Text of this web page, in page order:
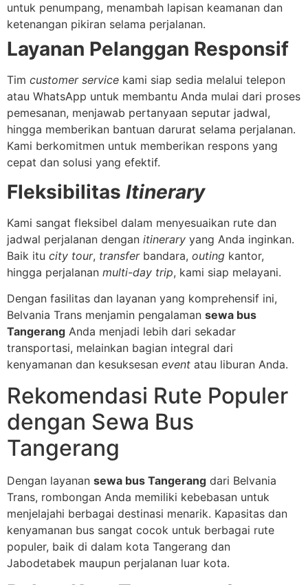
untuk penumpang, menambah lapisan keamanan dan
ketenangan pikiran selama perjalanan.
Layanan Pelanggan Responsif
Tim customer service kami siap sedia melalui telepon
atau WhatsApp untuk membantu Anda mulai dari proses
pemesanan, menjawab pertanyaan seputar jadwal,
hingga memberikan bantuan darurat selama perjalanan.
Kami berkomitmen untuk memberikan respons yang
cepat dan solusi yang efektif.
Fleksibilitas Itinerary
Kami sangat fleksibel dalam menyesuaikan rute dan
jadwal perjalanan dengan itinerary yang Anda inginkan.
Baik itu city tour, transferbandara, outing kantor,
hingga perjalanan multi-day trip, kami siap melayani.
Dengan fasilitas dan layanan yang komprehensif ini,
Belvania Trans menjamin pengalaman sewa bus
Tangerang Anda menjadi lebih dari sekadar
transportasi, melainkan bagian integral dari
kenyamanan dan kesuksesan event atau liburan Anda.
Rekomendasi Rute Populer
dengan Sewa Bus
Tangerang
Dengan layanan sewa bus Tangerang dari Belvania
Trans, rombongan Anda memiliki kebebasan untuk
menjelajahi berbagai destinasi menarik. Kapasitas dan
kenyamanan bus sangat cocok untuk berbagai rute
populer, baik di dalam kota Tangerang dan
Jabodetabek maupun perjalanan luar kota.